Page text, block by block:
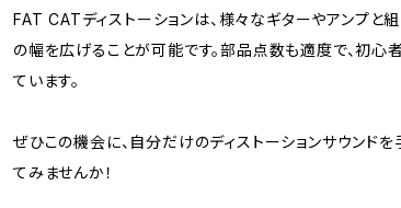
FAT CATディストーションは、様々なギターやアンプと
の幅を広げることが可能です。部品点数も適度で、初
ています。
ぜひこの機会に、自分だけのディストーションサウンド
てみませんか！